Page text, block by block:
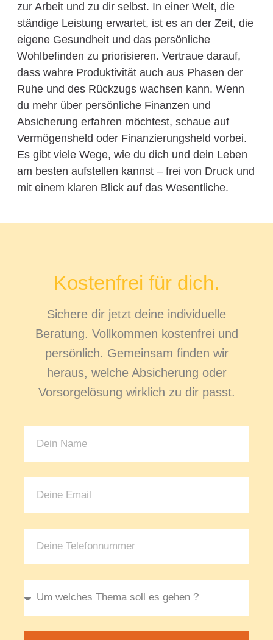
zur Arbeit und zu dir selbst. In einer Welt, die
ständige Leistung erwartet, ist es an der Zeit, die
eigene Gesundheit und das persönliche
Wohlbefinden zu priorisieren. Vertraue darauf,
dass wahre Produktivität auch aus Phasen der
Ruhe und des Rückzugs wachsen kann. Wenn
du mehr über persönliche Finanzen und
Absicherung erfahren möchtest, schaue auf
Vermögensheld oder Finanzierungsheld vorbei.
Es gibt viele Wege, wie du dich und dein Leben
am besten aufstellen kannst – frei von Druck und
mit einem klaren Blick auf das Wesentliche.
Kostenfrei für dich.
Sichere dir jetzt deine individuelle
Beratung. Vollkommen kostenfrei und
persönlich. Gemeinsam finden wir
heraus, welche Absicherung oder
Vorsorgelösung wirklich zu dir passt.